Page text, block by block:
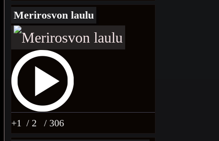
Merirosvon laulu
+1 / 2 / 306